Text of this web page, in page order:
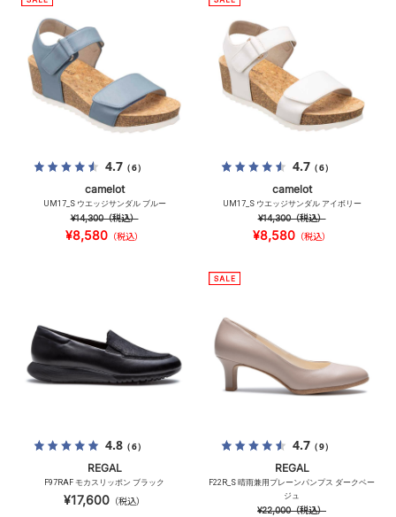
4.7（6）
camelot
UM17_S ウエッジサンダル ブルー
¥14,300（税込）
¥8,580 （税込）
4.7（6）
camelot
UM17_S ウエッジサンダル アイボリー
¥14,300（税込）
¥8,580 （税込）
4.8（6）
REGAL
F97RAF モカスリッポン ブラック
¥17,600 （税込）
4.7（9）
REGAL
F22R_S 晴雨兼用プレーンパンプス ダークベー
ジュ
¥22,000（税込）